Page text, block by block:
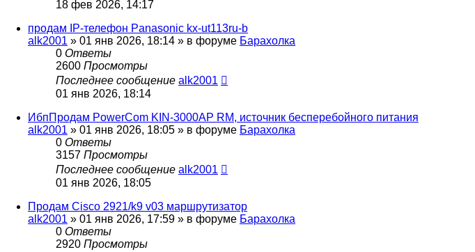
18 фев 2026, 14:17
продам IP-телефон Panasonic kx-ut113ru-b
alk2001 » 01 янв 2026, 18:14 » в форуме Барахолка
0 Ответы
2600 Просмотры
Последнее сообщение alk2001
01 янв 2026, 18:14
ИбпПродам PowerCom KIN-3000AP RM, источник бесперебойного питания
alk2001 » 01 янв 2026, 18:05 » в форуме Барахолка
0 Ответы
3157 Просмотры
Последнее сообщение alk2001
01 янв 2026, 18:05
Продам Cisco 2921/k9 v03 маршрутизатор
alk2001 » 01 янв 2026, 17:59 » в форуме Барахолка
0 Ответы
2920 Просмотры